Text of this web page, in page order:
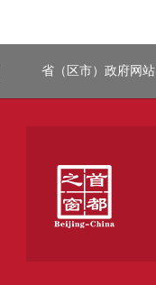
省（区市）政府网站